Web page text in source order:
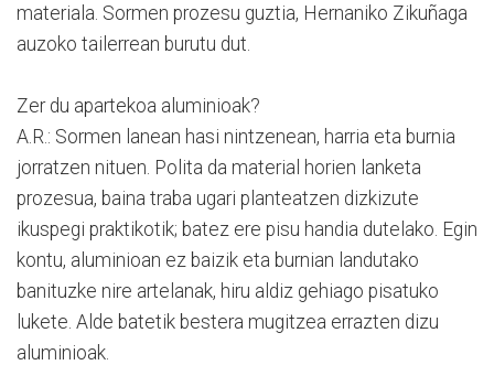
materiala. Sormen prozesu guztia, Hernaniko Zikuñaga
auzoko tailerrean burutu dut.
Zer du apartekoa aluminioak?
A.R.: Sormen lanean hasi nintzenean, harria eta burnia
jorratzen nituen. Polita da material horien lanketa
prozesua, baina traba ugari planteatzen dizkizute
ikuspegi praktikotik; batez ere pisu handia dutelako. Egin
kontu, aluminioan ez baizik eta burnian landutako
banituzke nire artelanak, hiru aldiz gehiago pisatuko
lukete. Alde batetik bestera mugitzea errazten dizu
aluminioak.